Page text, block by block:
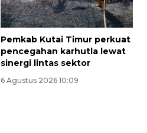
Pemkab Kutai Timur perkuat
pencegahan karhutla lewat
sinergi lintas sektor
6 Agustus 2026 10:09